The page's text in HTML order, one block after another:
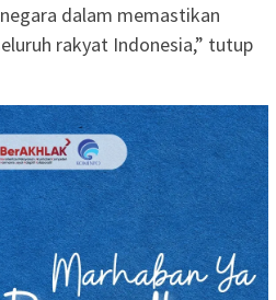
dalam memastikan
rakyat Indonesia,” tutup